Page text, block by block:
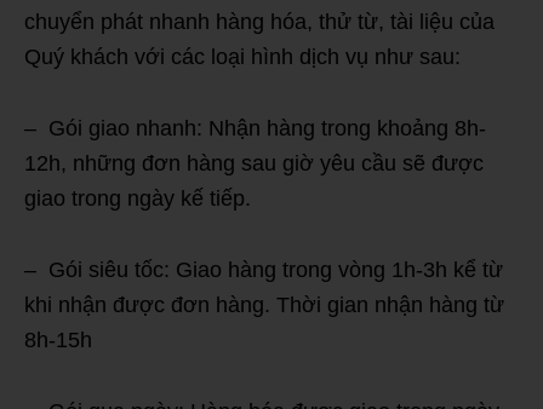
chuyển phát nhanh hàng hóa, thử từ, tài liệu của
Quý khách với các loại hình dịch vụ như sau:
– Gói giao nhanh: Nhận hàng trong khoảng 8h-
12h, những đơn hàng sau giờ yêu cầu sẽ được
giao trong ngày kế tiếp.
– Gói siêu tốc: Giao hàng trong vòng 1h-3h kể từ
khi nhận được đơn hàng. Thời gian nhận hàng từ
8h-15h